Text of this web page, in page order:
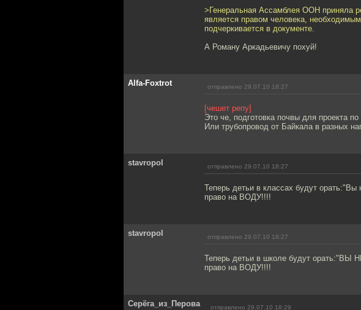
>Генеральная Ассамблея ООН приняла
является правом человека,
подчеркивается в документе.
А Роману Аркадьевичу похуй!
Alfa-Foxtrot отправлено 29.07.10 18:27
[чешет репу]
Это че, подготовка почвы для проекта по
Или трубопровод от Байкала в разных
stavropol отправлено 29.07.10 18:27
Теперь детьи в классах будут
право на ВОДУ!!!!
stavropol отправлено 29.07.10 18:27
Теперь детьи в школе будут орать:"ВЫ
право на ВОДУ!!!!
Серёга_из_Перова отправлено 29.07.10 18:29